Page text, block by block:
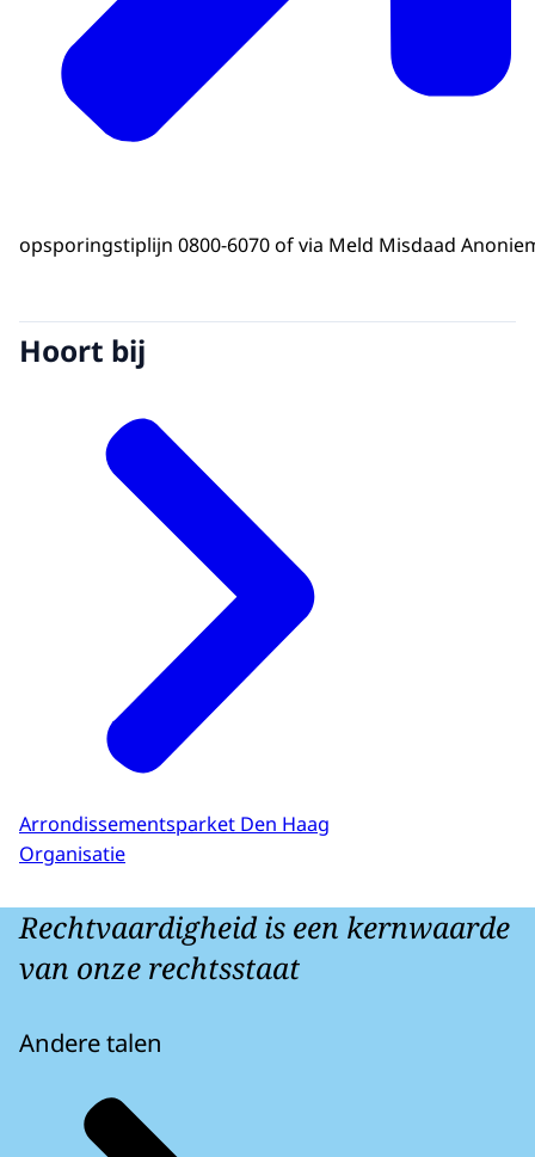
opsporingstiplijn 0800-6070 of via Meld Misdaad
Hoort bij
Arrondissementsparket Den Haag
Organisatie
Rechtvaardigheid is een kernwaarde
van onze rechtsstaat
Andere talen